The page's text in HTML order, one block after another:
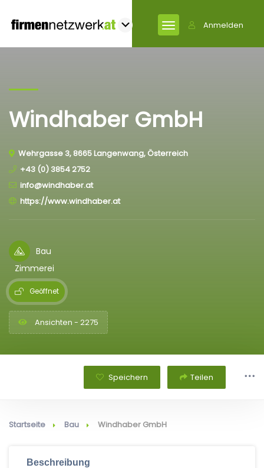
Anmelden
Windhaber GmbH
Wehrgasse 3, 8665 Langenwang, Österreich
+43 (0) 3854 2752
info@windhaber.at
https://www.windhaber.at
Bau
Zimmerei
Geöffnet
Ansichten - 2275
Speichern Teilen
Startseite Bau Windhaber GmbH
Beschreibung